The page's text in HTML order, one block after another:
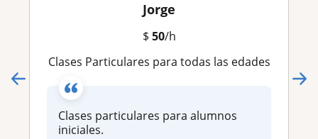
Jorge
$ 50/h
Clases Particulares para todas las edades
Clases particulares para alumnos
iniciales.